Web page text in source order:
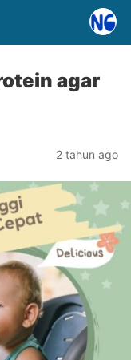
agar
2 tahun ago